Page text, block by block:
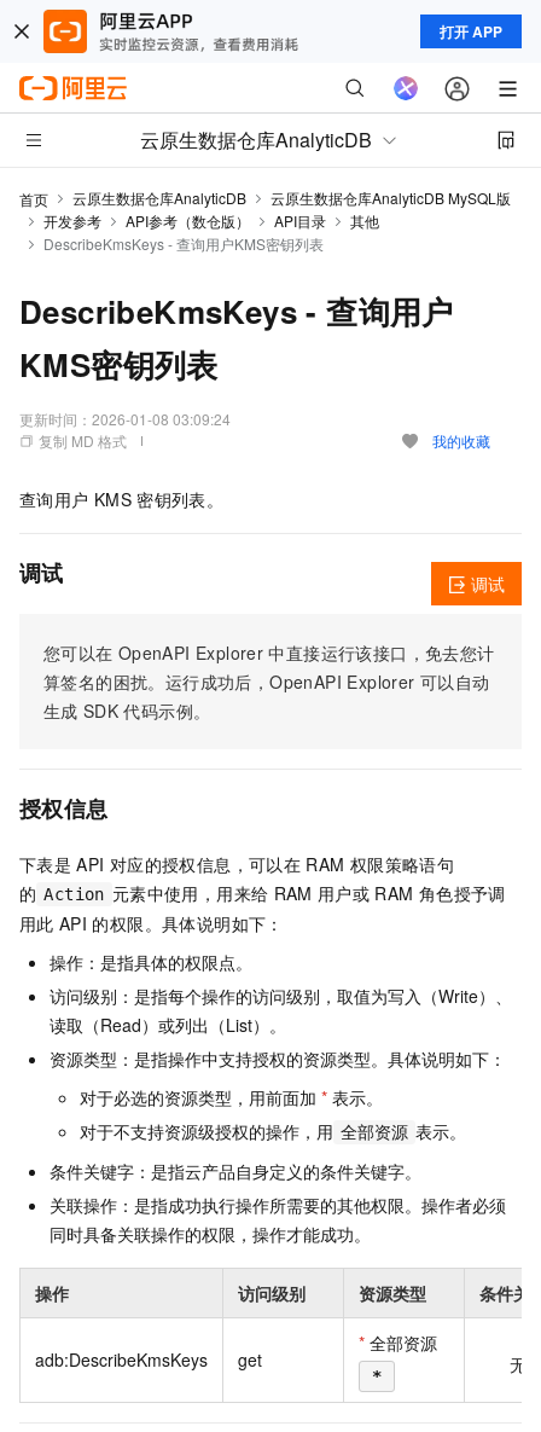
打开 APP
云原生数据仓库AnalyticDB
首页 云原生数据仓库AnalyticDB
云原生数据仓库AnalyticDB MySQL版
开发参考
API参考（数仓版） API目录
其他
DescribeKmsKeys - 查询用户KMS密钥列表
DescribeKmsKeys - 查询用户
KMS密钥列表
更新时间： 2026-01-08 03:09:24
复制 MD 格式
我的收藏
查询用户 KMS 密钥列表。
调试
您可以在 OpenAPI Explorer 中直接运行该接口，免去您计
算签名的困扰。运行成功后，OpenAPI Explorer 可以自动
生成 SDK 代码示例。
调试
授权信息
下表是 API 对应的授权信息，可以在 RAM 权限策略语句
的 Action 元素中使用，用来给 RAM 用户或 RAM 角色授予调
用此 API 的权限。具体说明如下：
操作：是指具体的权限点。
访问级别：是指每个操作的访问级别，取值为写入（Write）、
读取（Read）或列出（List）。
资源类型：是指操作中支持授权的资源类型。具体说明如下：
对于必选的资源类型，用前面加 * 表示。
对于不支持资源级授权的操作，用 全部资源 表示。
条件关键字：是指云产品自身定义的条件关键字。
关联操作：是指成功执行操作所需要的其他权限。操作者必须
同时具备关联操作的权限，操作才能成功。
操作 访问级别 资源类型 条件关
adb:DescribeKmsKeys get
* 全部资源
* 无